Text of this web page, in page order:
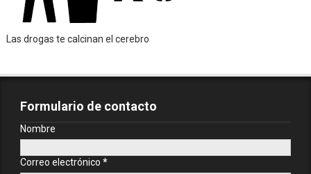
Las drogas te calcinan el cerebro
Formulario de contacto
Nombre
Correo electrónico *